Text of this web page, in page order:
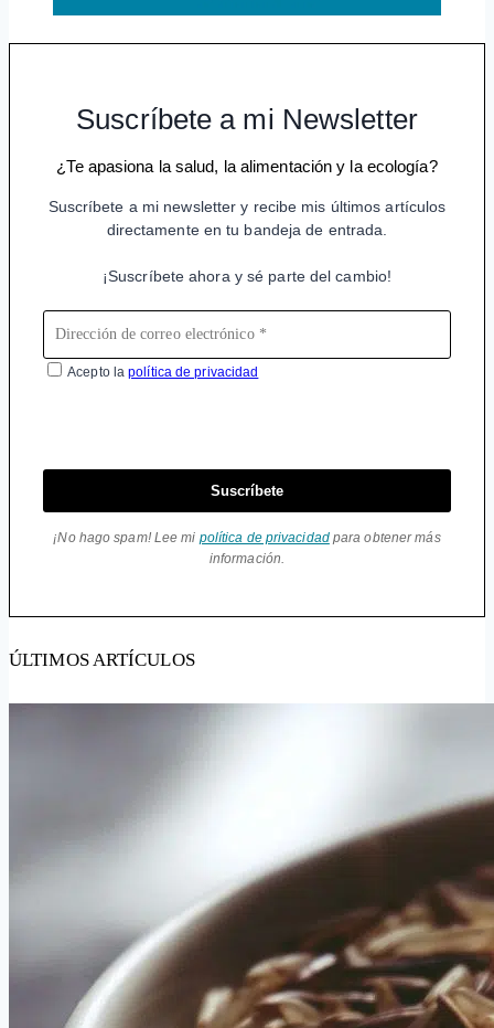
Suscríbete a mi Newsletter
¿Te apasiona la salud, la alimentación y la ecología?
Suscríbete a mi newsletter y recibe mis últimos artículos
directamente en tu bandeja de entrada.
¡Suscríbete ahora y sé parte del cambio!
Acepto lapolítica de privacidad
Suscríbete
¡No hago spam! Lee mi política de privacidadpara obtener más
información.
ÚLTIMOS ARTÍCULOS